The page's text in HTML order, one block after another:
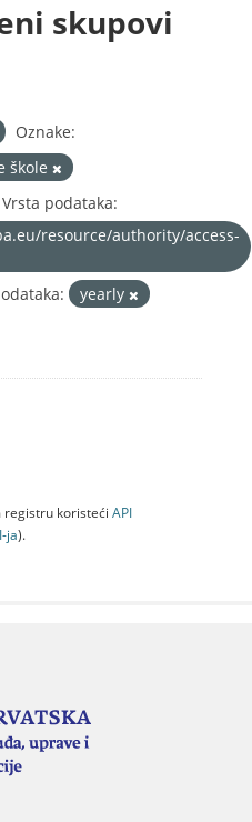
skupovi
Oznake:
škole
Vrsta podataka:
resource/authority/access-
yearly
registru koristeći API
jа).